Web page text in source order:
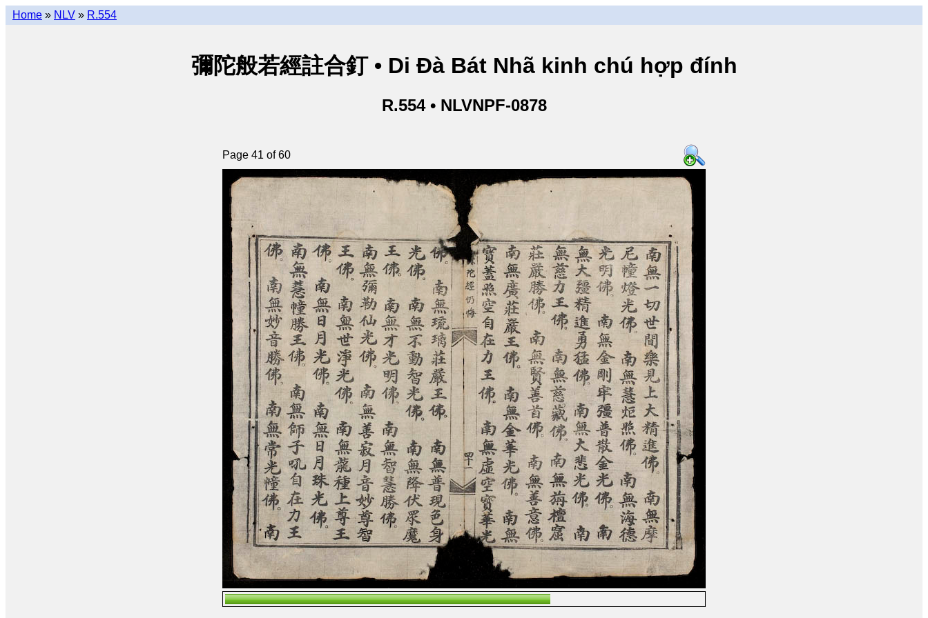
Home » NLV » R.554
彌陀般若經註合釘 • Di Đà Bát Nhã kinh chú hợp đính
R.554 • NLVNPF-0878
Page 41 of 60